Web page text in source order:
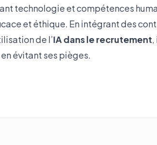
technologie et compétences
et éthique. En intégrant des
de l’IA dans le recrutement,
évitant ses pièges.